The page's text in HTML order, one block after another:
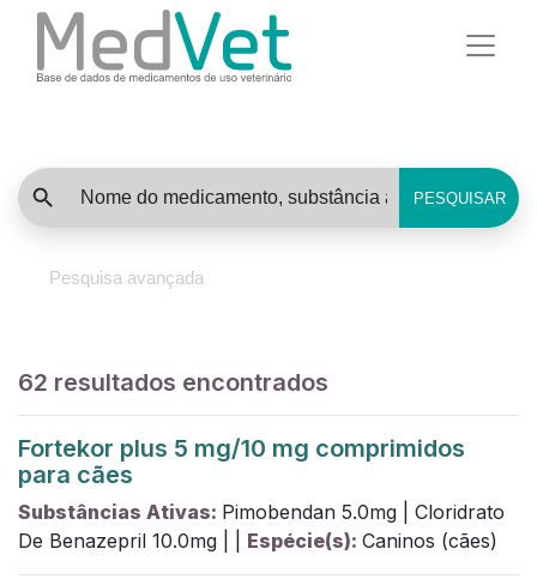
PESQUISAR
Pesquisa avançada
62 resultados encontrados
Fortekor plus 5 mg/10 mg comprimidos
para cães
Substâncias Ativas: Pimobendan 5.0mg
Cloridrato
De Benazepril 10.0mg Espécie(s): Caninos (cães)